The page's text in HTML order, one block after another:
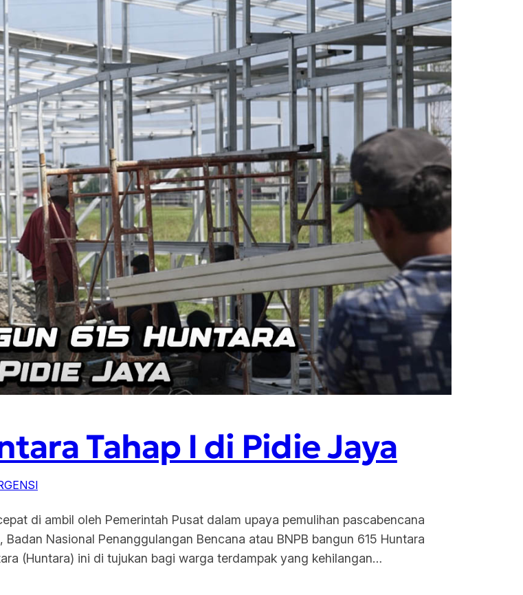
Tahap I di Pidie Jaya
di ambil oleh Pemerintah Pusat dalam upaya pemulihan pascabencana
Nasional Penanggulangan Bencana atau BNPB bangun 615 Huntara
(Huntara) ini di tujukan bagi warga terdampak yang kehilangan…